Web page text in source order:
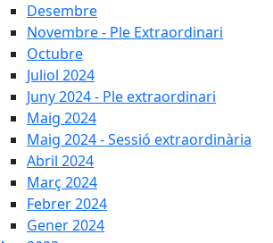
Desembre
Novembre - Ple Extraordinari
Octubre
Juliol 2024
Juny 2024 - Ple extraordinari
Maig 2024
Maig 2024 - Sessió extraordinària
Abril 2024
Març 2024
Febrer 2024
Gener 2024